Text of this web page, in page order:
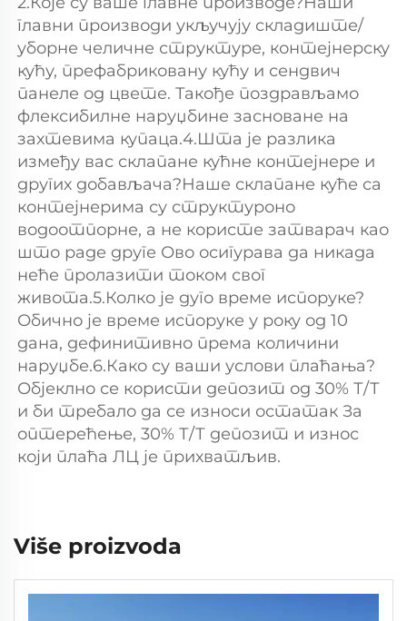
главни производи укључују складиште/
уборне челичне структуре, контејнерску
кућу, префабриковану кућу и сендвич
панеле од цвете. Такође поздрављамо
флексибилне наруџбине засноване на
захтевима купаца.4.Шта је разлика
између вас склапане кућне контејнере и
других добављача?Наше склапане куће са
контејнерима су структуроно
водоотпорне, а не користе затварач као
што раде друге Ово осигурава да никада
неће пролазити током свог
живота.5.Колко је дуго време испоруке?
Обично је време испоруке у року од 10
дана, дефинитивно према количини
наруџбе.6.Како су ваши услови плаћања?
Објеклно се користи депозит од 30% Т/Т
и би требало да се износи остатак За
оптерећење, 30% Т/Т депозит и износ
који плаћа ЛЦ је прихватљив.
Više proizvoda